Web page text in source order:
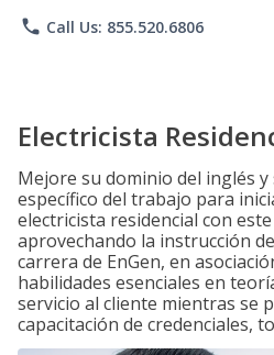
phone Call Us: 855.520.6806
Electricista
Mejore su dominio del inglés
específico del trabajo para
electricista residencial con
aprovechando la instrucción
carrera de EnGen, en
habilidades esenciales en
servicio al cliente mientras se
capacitación de credenciales,